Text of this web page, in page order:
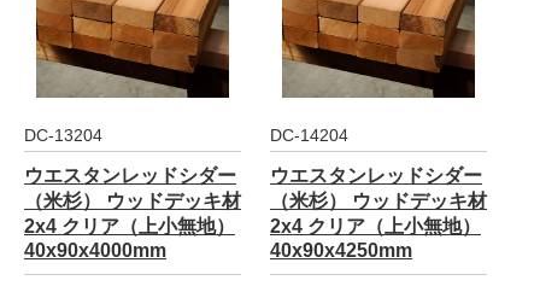
DC-13204
ウエスタンレッドシダー
（米杉） ウッドデッキ材
2x4 クリア（上小無地）
40x90x4000mm
DC-14204
ウエスタンレッドシダー
（米杉） ウッドデッキ材
2x4 クリア（上小無地）
40x90x4250mm